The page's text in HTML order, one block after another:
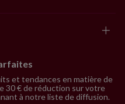
et tendances en matière de
30 € de réduction sur votre
à notre liste de diffusion.